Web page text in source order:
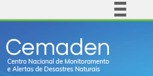
Comunica BR
Participe